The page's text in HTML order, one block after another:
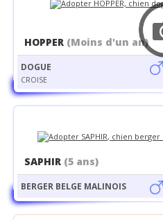
HOPPER (Moins d'un an)
DOGUE
CROISE
SAPHIR (5 ans)
BERGER BELGE MALINOIS